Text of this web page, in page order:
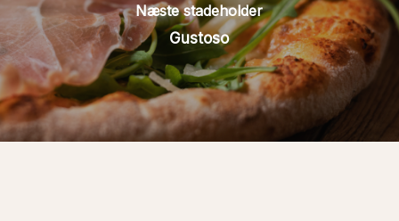
Næste stadeholder
Gustoso